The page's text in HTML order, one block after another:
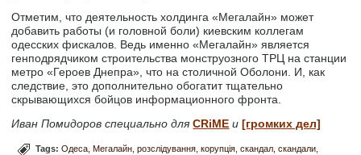
Отметим, что деятельность холдинга «Мегалайн» может
добавить работы (и головной боли) киевским коллегам
одесских фискалов. Ведь именно «Мегалайн» является
генподрядчиком строительства монструозного ТРЦ на станции
метро «Героев Днепра», что на столичной Оболони. И, как
следствие, это дополнительно обогатит тщательно
скрывающихся бойцов информационного фронта.
Иван Помидоров специально дляCRiME и[громких дел]
Tags:Одеса Мегалайн розслідування корупція скандал скандали